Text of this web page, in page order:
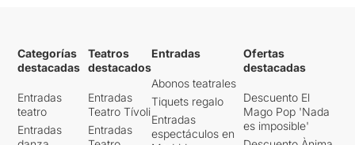
Categorías
destacadas
Entradas
teatro
Entradas
Teatros
destacados
Entradas
Teatro Tívoli
Entradas
Entradas
Abonos teatrales
Tiquets regalo
Entradas
espectáculos en
Ofertas
destacadas
Descuento El
Mago Pop 'Nada
es imposible'